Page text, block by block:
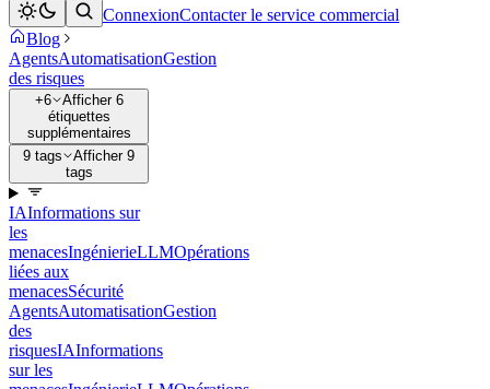
ConnexionContacter le service commercial
Blog
AgentsAutomatisationGestion
des risques
+6
Afficher 6
étiquettes
supplémentaires
9 tags
Afficher 9
tags
IAInformations sur
les
menacesIngénierieLLMOpérations
liées aux
menacesSécurité
AgentsAutomatisationGestion
des
risquesIAInformations
sur les